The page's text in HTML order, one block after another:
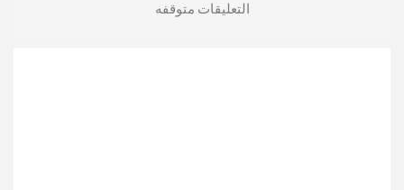
التعليقات متوقفه